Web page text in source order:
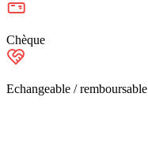
Chèque
Echangeable / remboursable